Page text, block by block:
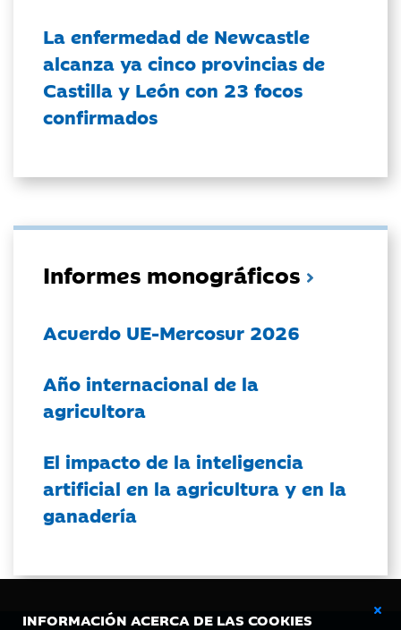
INFORMACIÓN ACERCA DE LAS COOKIES
La enfermedad de Newcastle
alcanza ya cinco provincias de
Castilla y León con 23 focos
confirmados
Informes monográficos
Acuerdo UE-Mercosur 2026
Año internacional de la
agricultora
El impacto de la inteligencia
artificial en la agricultura y en la
ganadería